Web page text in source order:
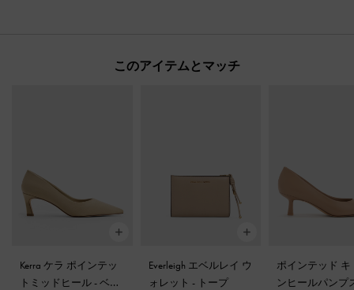
このアイテムとマッチ
Kerra ケラ ポインテッ
トミッドヒール-ベー
Everleigh エベルレイ ウ
ォレット - トープ
ポインテッド キ
ンヒールパンプ